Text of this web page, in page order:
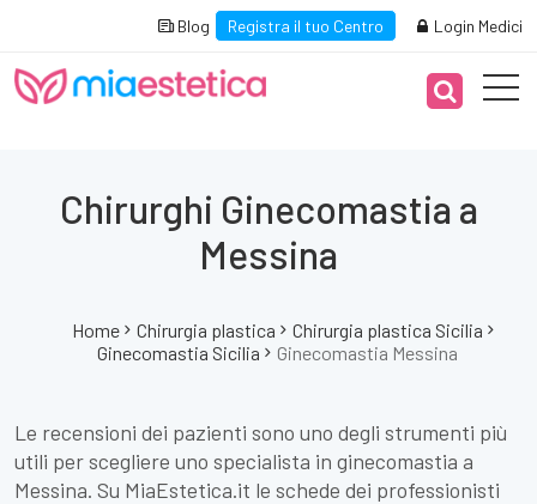
Blog Registra il tuo Centro Login Medici
Chirurghi Ginecomastia a
Messina
Home Chirurgia plastica
Chirurgia plastica Sicilia
Ginecomastia Sicilia
Ginecomastia Messina
Le recensioni dei pazienti sono uno degli strumenti più
utili per scegliere uno specialista in ginecomastia a
Messina. Su MiaEstetica.it le schede dei professionisti